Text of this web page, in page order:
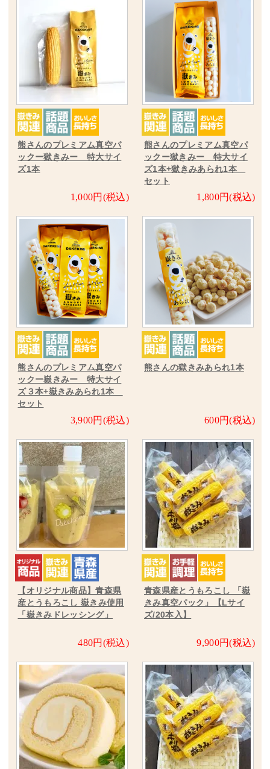
熊さんのプレミアム真空パ
ックー獄きみー 特大サイ
ズ1本
1,000円(税込)
熊さんのプレミアム真空パ
ックー獄きみー 特大サイ
ズ1本+獄きみあられ1本
セット
1,800円(税込)
熊さんのプレミアム真空パ
ックー嶽きみー 特大サイ
ズ３本+嶽きみあられ1本
セット
3,900円(税込)
熊さんの獄きみあられ1本
600円(税込)
【オリジナル商品】青森県
産とうもろこし 嶽きみ使用
「嶽きみドレッシング」
480円(税込)
青森県産とうもろこし 「嶽
きみ真空パック」【Lサイ
ズ/20本入】
9,900円(税込)